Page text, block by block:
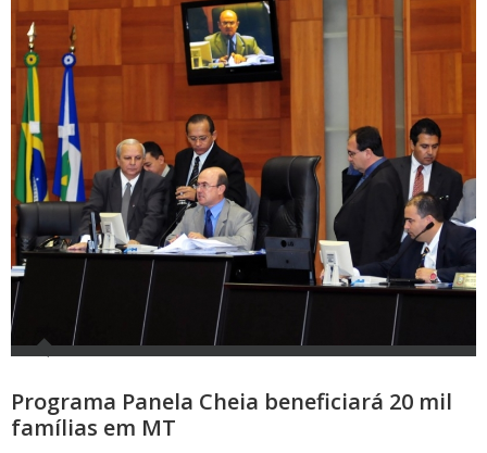
Programa Panela Cheia beneficiará 20 mil
famílias em MT